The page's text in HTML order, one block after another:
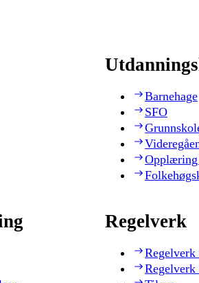
Barnehage
SFO
Regelverk
Regelverk